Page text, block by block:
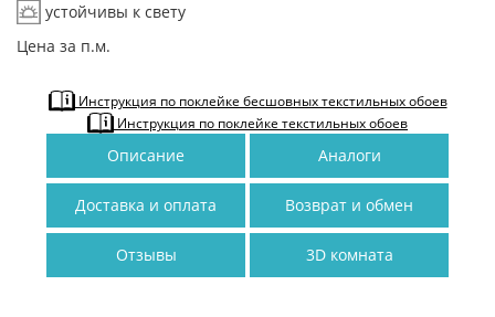
устойчивы к свету
Цена за п.м.
Инструкция по поклейке бесшовных текстильных обоев
Инструкция по поклейке текстильных обоев
Описание Аналоги
Доставка и оплата Возврат и обмен
Отзывы 3D комната